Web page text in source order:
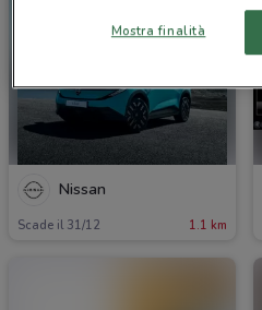
Nissan
Scade il 31/12 1.1 km
Mostra finalità